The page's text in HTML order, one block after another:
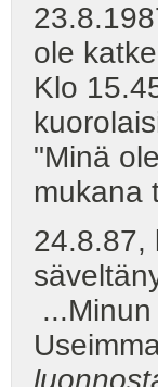
ole
Klo
"Minä
mukana
24.8.87,